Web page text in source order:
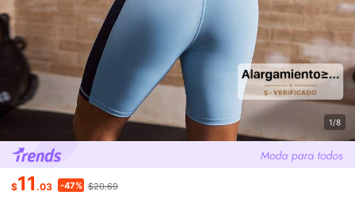
1/8
$11 .03 -47% $20.69